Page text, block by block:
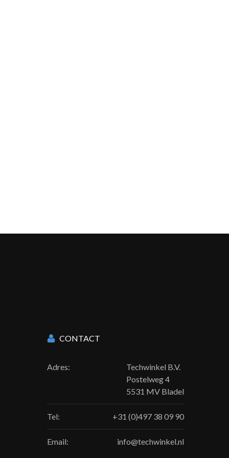
CONTACT
Adres:
Techwinkel B.V.
Postelweg 4
5531 MV Bladel
Tel: +31 (0)497 38 09 90
Email: info@techwinkel.nl